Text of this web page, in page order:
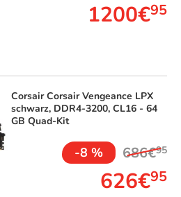
1200€95
CorsairCorsair Vengeance LPX
schwarz, DDR4-3200, CL16 - 64
GB Quad-Kit
-8 % 686€95
626€95